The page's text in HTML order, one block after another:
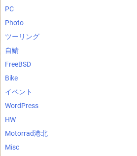
PC
Photo
ツーリング
自鯖
FreeBSD
Bike
イベント
WordPress
HW
Motorrad港北
Misc